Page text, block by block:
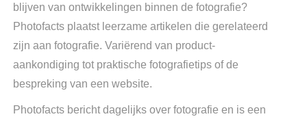
blijven van ontwikkelingen binnen de fotografie?
Photofacts plaatst leerzame artikelen die gerelateerd
zijn aan fotografie. Variërend van product-
aankondiging tot praktische fotografietips of de
bespreking van een website.
Photofacts bericht dagelijks over fotografie en is een